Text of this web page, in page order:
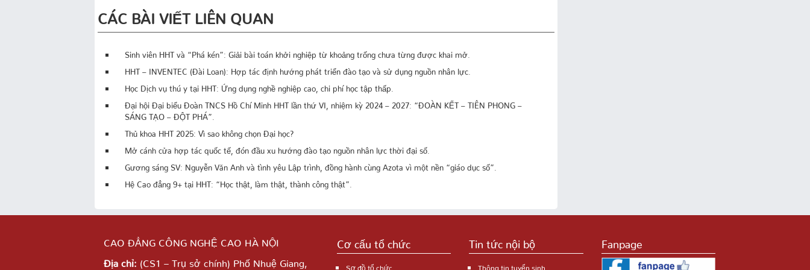
CÁC BÀI VIẾT LIÊN QUAN
Sinh viên HHT và “Phá kén”: Giải bài toán khởi nghiệp từ khoảng trống chưa từng được khai mở.
HHT – INVENTEC (Đài Loan): Hợp tác định hướng phát triển đào tạo và sử dụng nguồn nhân lực.
Học Dịch vụ thú y tại HHT: Ứng dụng nghề nghiệp cao, chi phí học tập thấp.
Đại hội Đại biểu Đoàn TNCS Hồ Chí Minh HHT lần thứ VI, nhiệm kỳ 2024 – 2027: “ĐOÀN KẾT – TIÊN PHONG –
SÁNG TẠO – ĐỘT PHÁ”.
Thủ khoa HHT 2025: Vì sao không chọn Đại học?
Mở cánh cửa hợp tác quốc tế, đón đầu xu hướng đào tạo nguồn nhân lực thời đại số.
Gương sáng SV: Nguyễn Văn Anh và tình yêu Lập trình, đồng hành cùng Azota vì một nền “giáo dục số”.
Hệ Cao đẳng 9+ tại HHT: “Học thật, làm thật, thành công thật”.
CAO ĐẲNG CÔNG NGHỆ CAO HÀ NỘI
Địa chỉ: (CS1 – Trụ sở chính) Phố Nhuệ Giang,
Cơ cấu tổ chức
Sơ đồ tổ chức
Tin tức nội bộ
Thông tin tuyển sinh
Fanpage